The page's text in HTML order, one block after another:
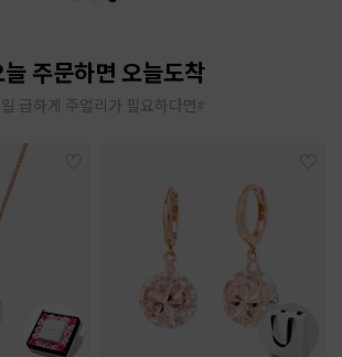
늘 주문하면 오늘도착
급하게 주얼리가 필요하다면?